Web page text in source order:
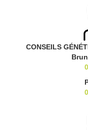
CONSEILS